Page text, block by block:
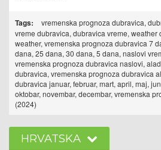
Tags:
vremenska prognoza dubravica,
vreme dubravica, dubravica vreme, weather
weather, vremenska prognoza dubravica 7
dana, 25 dana, 30 dana, 5 dana, naslovi
vremenska prognoza dubravica naslovi,
dubravica, vremenska prognoza dubravica
dubravica januar, februar, mart, april, maj,
oktobar, novembar, decembar, vremenska
(2024)
HRVATSKA